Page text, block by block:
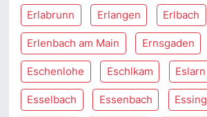
Erlabrunn Erlangen Erlbach
Erlenbach am Main Ernsgaden
Eschenlohe Eschlkam Eslarn
Esselbach Essenbach Essing